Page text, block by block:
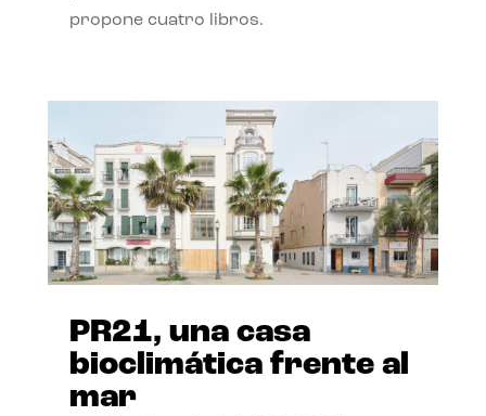
propone cuatro libros.
PR21, una casa
bioclimática frente al
mar